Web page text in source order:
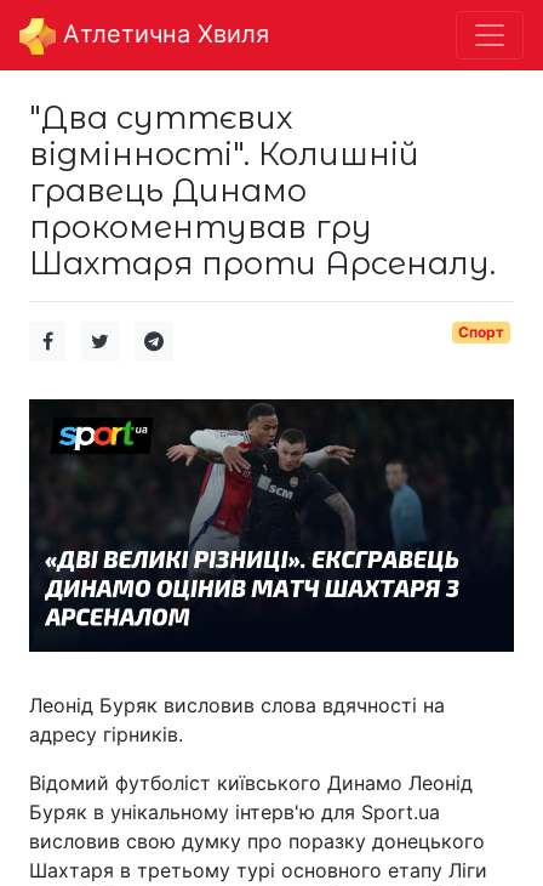
Aтлетична Хвиля
"Два суттєвих
відмінності". Колишній
гравець Динамо
прокоментував гру
Шахтаря проти Арсеналу.
Спорт
Леонід Буряк висловив слова вдячності на
адресу гірників.
Відомий футболіст київського Динамо Леонід
Буряк в унікальному інтерв'ю для Sport.ua
висловив свою думку про поразку донецького
Шахтаря в третьому турі основного етапу Ліги